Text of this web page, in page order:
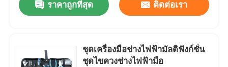
ราคาถูกที่สุด ติดต่อเรา
ชุดเครื่องมือช่างไฟฟ้ามัลติฟังก์ชั่น
ชุดไขควงช่างไฟฟ้ามือ